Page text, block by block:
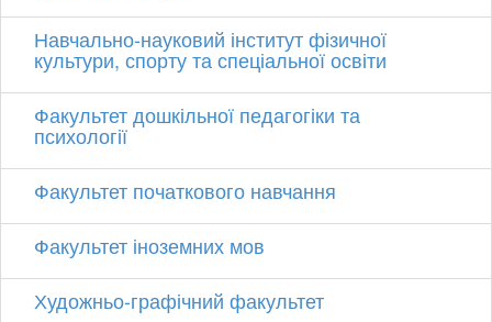
Навчально-науковий інститут фізичної
культури, спорту та спеціальної освіти
Факультет дошкільної педагогіки та
психології
Факультет початкового навчання
Факультет іноземних мов
Художньо-графічний факультет